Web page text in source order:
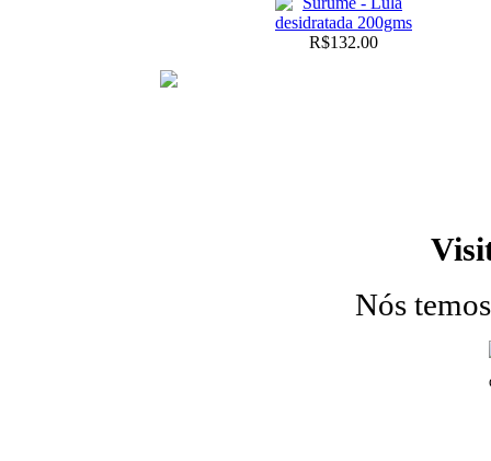
R$132.00
Nós